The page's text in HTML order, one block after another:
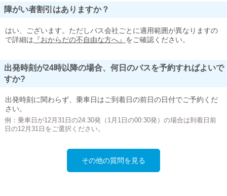
障がい者割引はありますか？
はい、ございます。ただしバス会社ごとに適用範囲が異なりますの
で詳細は 『おからだの不自由な方へ』 をご確認ください。
出発時刻が24時以降の場合、何日のバスを予約すればよいで
すか?
出発時刻に関わらず、乗車日はご到着日の前日の日付でご予約くだ
さい。
例：乗車日が12月31日の24:30発（1月1日の00:30発）の場合は到着日前
日の12月31日をご選択ください。
その他の質問を見る